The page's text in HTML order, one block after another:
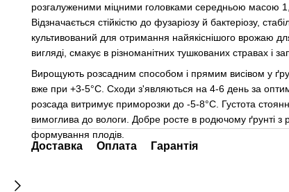
розгалуженими міцними головками середньою масою
Відзначається стійкістю до фузаріозу й бактеріозу,
культивований для отримання найякіснішого врожаю
вигляді, смакує в різноманітних тушкованих стравах і
Вирощують розсадним способом і прямим висівом у
вже при +3-5°C. Сходи з'являються на 4-6 день за
розсада витримує приморозки до -5-8°C. Густота
вимоглива до вологи. Добре росте в родючому ґрунті
формування плодів.
Доставка Оплата Гарантія